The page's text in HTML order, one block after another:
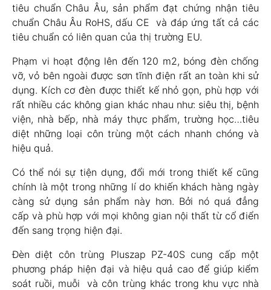
tiêu chuẩn Châu Âu, sản phẩm đạt chứng nhận tiêu
chuẩn Châu Âu RoHS, dấu CE và đáp ứng tất cả các
tiêu chuẩn có liên quan của thị trường EU.
Phạm vi hoạt động lên đến 120 m2, bóng đèn chống
vỡ, vỏ bên ngoài được sơn tĩnh điện rất an toàn khi sử
dụng. Kích cơ đèn được thiết kế nhỏ gọn, phù hợp với
rất nhiều các không gian khác nhau như: siêu thị, bệnh
viện, nhà bếp, nhà máy thực phẩm, trường học…tiêu
diệt những loại côn trùng một cách nhanh chóng và
hiệu quả.
Có thể nói sự tiện dụng, đổi mới trong thiết kế cũng
chính là một trong những lí do khiến khách hàng ngày
càng sử dụng sản phẩm này hơn. Bởi nó quá đẳng
cấp và phù hợp với mọi không gian nội thất từ cổ điển
đến sang trọng hiện đại.
Đèn diệt côn trùng Pluszap PZ-40S cung cấp một
phương pháp hiện đại và hiệu quả cao để giúp kiểm
soát ruồi, muỗi và côn trùng khác trong khu vực nhà